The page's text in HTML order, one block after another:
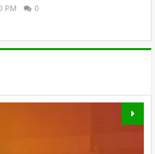
PM 0